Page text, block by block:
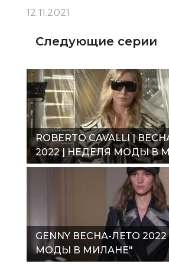
12.11.2021
Следующие серии
ROBERTO CAVALLI |
2022 | НЕДЕЛЯ МОДЫ В
GENNY ВЕСНА-ЛЕТО
МОДЫ В МИЛАНЕ"